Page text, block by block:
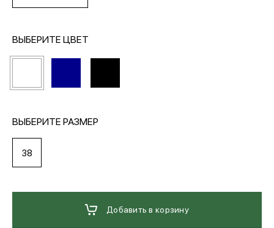
ПОКУПАТЕЛЯМ
ОПЛАТА И ДОСТАВКА
Вход в личный кабинет
ВЫБЕРИТЕ ЦВЕТ
ВЫБЕРИТЕ РАЗМЕР
38
Добавить в корзину